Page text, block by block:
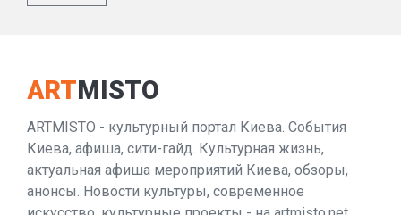
ARTMISTO
ARTMISTO - культурный портал Киева. События
Киева, афиша, сити-гайд. Культурная жизнь,
актуальная афиша мероприятий Киева, обзоры,
анонсы. Новости культуры, современное